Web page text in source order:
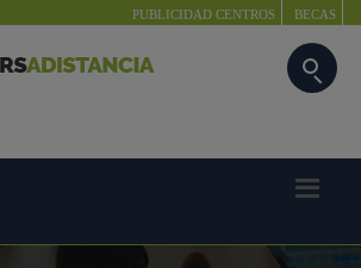
PUBLICIDAD CENTROS BECAS